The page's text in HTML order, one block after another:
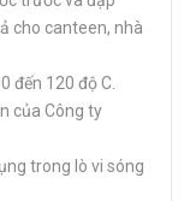
cho canteen, nhà
đến 120 độ C.
của Công ty
trong lò vi sóng